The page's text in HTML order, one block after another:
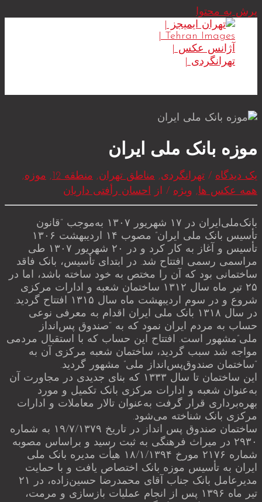
پرش به محتوا
موزه بانک ملی ایران
یک دیدگاه / تهرانگردی, مناطق تهران, منطقه 12 , موزه,
همه عکس ها, ویژه / از احسان رأفتی داریان
بانک‌ملی‌ایران در ۱۷ شهریور ۱۳۰۷ به‌موجب “قانون
تأسیس بانک ملی ایران” مصوب ۱۴ اردیبهشت ۱۳۰۶
تأسیس و آغاز به کار کرد و در ۲۰ شهریور ۱۳۰۷ طی
مراسمی رسمی افتتاح شد. در ابتدای تأسیس، بانک فاقد
ساختمانی بود که آن را مختص به خود ساخته باشد، اما در
۲۵ تیر ماه سال ۱۳۱۲ ساختمان شعبه و ادارات مرکزی
شروع و در سوم اردیبهشت ماه سال ۱۳۱۵ افتتاح گردید.
در سال ۱۳۱۸ بانک ملی ایران اقدام به معرفی نوعی
حساب به مردم ایران نمود که به “صندوق پس‌انداز
ملی”مشهور است. افتتاح این حساب که با استقبال مردمی
مواجه شد سبب گردید، ساختمان شعبه مرکزی آن به
“ساختمان صندوق‌پس‌انداز ملی” مشهور گردید.
این ساختمان تا سال ۱۳۳۳ که بنای جدیدی در مجاورت آن
به‌عنوان شعبه و ادارات مرکزی بانک تکمیل و مورد
بهره‌برداری قرار گرفت به‌عنوان تالار معاملات و ادارات
مرکزی بانک شناخته می‌شود.
ساختمان صندوق پس انداز در تاریخ ۱۹/۷/۱۳۷۹ به شماره
۲۹۳۰ در میراث فرهنگی به ثبت رسید و براساس مصوبه
شماره ۲۱۷۶ مورخ ۱۸/۱/۱۳۹۴ هیأت مدیره بانک ملی
ایران به تأسیس موزه بانک اختصاص یافت و با حمایت
مدیرعامل بانک جناب آقای محمدرضا حسین‌زاده، در ۲۱
تیر ماه ۱۳۹۶ پس از انجام عملیات بازسازی و مرمت،